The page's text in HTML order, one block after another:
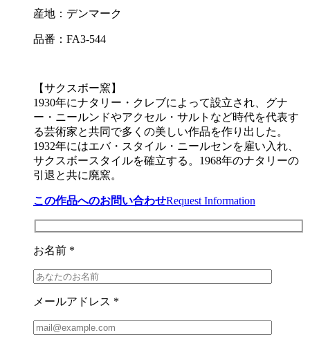
産地：デンマーク
品番：FA3-544
【サクスボー窯】
1930年にナタリー・クレブによって設立され、グナ
ー・ニールンドやアクセル・サルトなど時代を代表す
る芸術家と共同で多くの美しい作品を作り出した。
1932年にはエバ・スタイル・ニールセンを雇い入れ、
サクスボースタイルを確立する。1968年のナタリーの
引退と共に廃窯。
この作品へのお問い合わせRequest Information
お名前 *
メールアドレス *